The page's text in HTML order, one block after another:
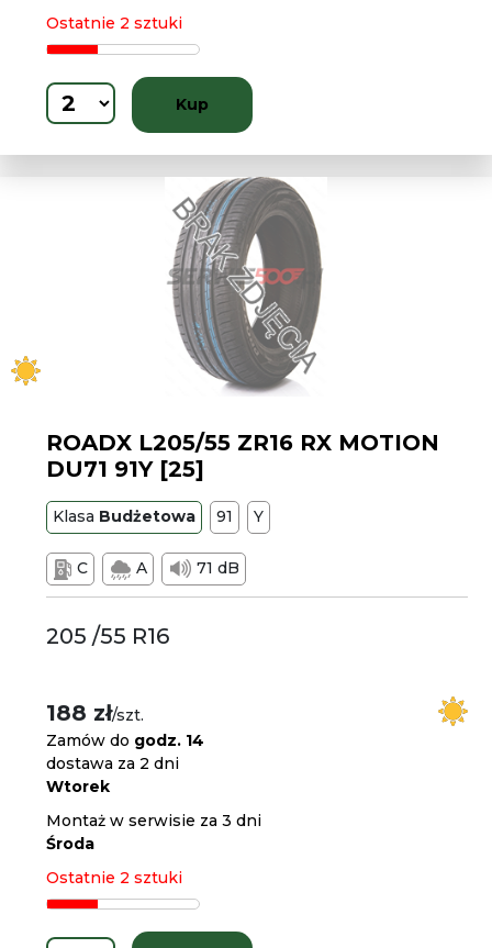
Ostatnie 2 sztuki
Kup
ROADX L205/55 ZR16 RX MOTION
DU71 91Y [25]
Klasa Budżetowa 91 Y
C A 71 dB
205 /55 R16
188 zł/szt.
Zamów do godz. 14
dostawa za 2 dni
Wtorek
Montaż w serwisie za 3 dni
Środa
Ostatnie 2 sztuki